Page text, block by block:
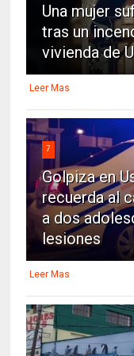
Una mujer
tras un
vivienda de
Leer Mas
7
Golpiza en
recuerda al
a dos
lesiones
Leer Mas